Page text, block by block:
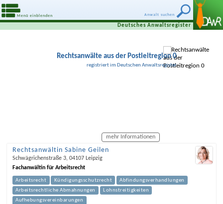
Anwalt suchen
Menü einblenden
Deutsches Anwaltsregister
Rechtsanwälte aus der Postleitregion 0
registriert im Deutschen Anwaltsregister
mehr Informationen
Rechtsanwältin Sabine Geilen
Schwägrichenstraße 3, 04107 Leipzig
Fachanwältin für Arbeitsrecht
Arbeitsrecht Kündigungsschutzrecht
Abfindungsverhandlungen
Arbeitsrechtliche Abmahnungen
Lohnstreitigkeiten
Aufhebungsvereinbarungen